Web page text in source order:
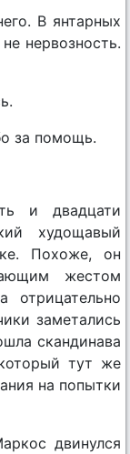
В янтарных
нервозность.
за помощь.
и двадцати
худощавый
Похоже, он
жестом
заметались
скандинава
тут же
на попытки
двинулся